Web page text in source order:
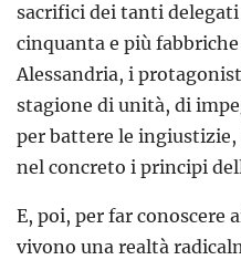
sacrifici dei tanti
cinquanta e più
Alessandria, i
stagione di unità, di
per battere le ingiustizie,
nel concreto i principi
E, poi, per far conoscere
vivono una realtà